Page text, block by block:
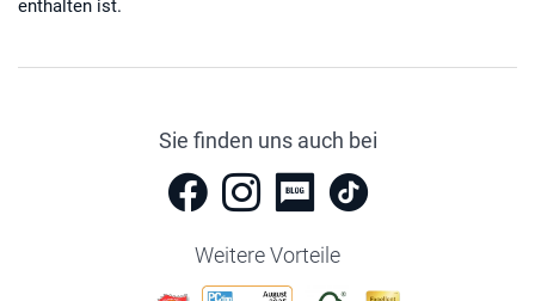
enthalten ist.
Sie finden uns auch bei
Weitere Vorteile